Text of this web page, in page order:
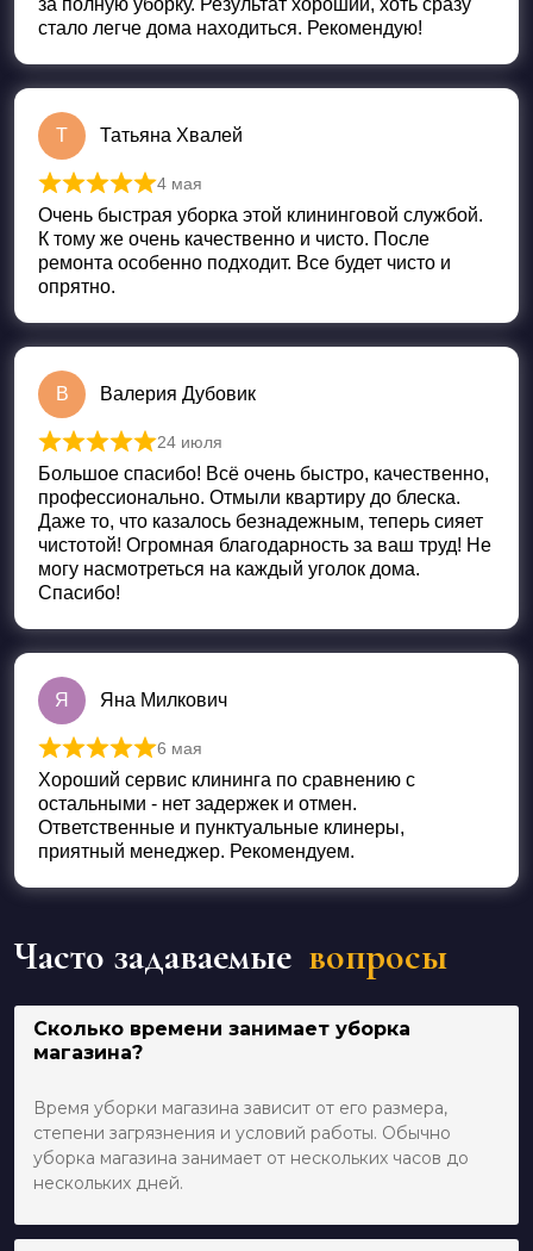
за полную уборку. Результат хороший, хоть сразу
стало легче дома находиться. Рекомендую!
Т Татьяна Хвалей
Оценка
4 мая
Очень быстрая уборка этой клининговой службой.
К тому же очень качественно и чисто. После
ремонта особенно подходит. Все будет чисто и
опрятно.
В Валерия Дубовик
Оценка
24 июля
Большое спасибо! Всё очень быстро, качественно,
профессионально. Отмыли квартиру до блеска.
Даже то, что казалось безнадежным, теперь сияет
чистотой! Огромная благодарность за ваш труд! Не
могу насмотреться на каждый уголок дома.
Спасибо!
Я Яна Милкович
Оценка
6 мая
Хороший сервис клининга по сравнению с
остальными - нет задержек и отмен.
Ответственные и пунктуальные клинеры,
приятный менеджер. Рекомендуем.
Часто задаваемые вопросы
Сколько времени занимает уборка
магазина?
Время уборки магазина зависит от его размера,
степени загрязнения и условий работы. Обычно
уборка магазина занимает от нескольких часов до
нескольких дней.